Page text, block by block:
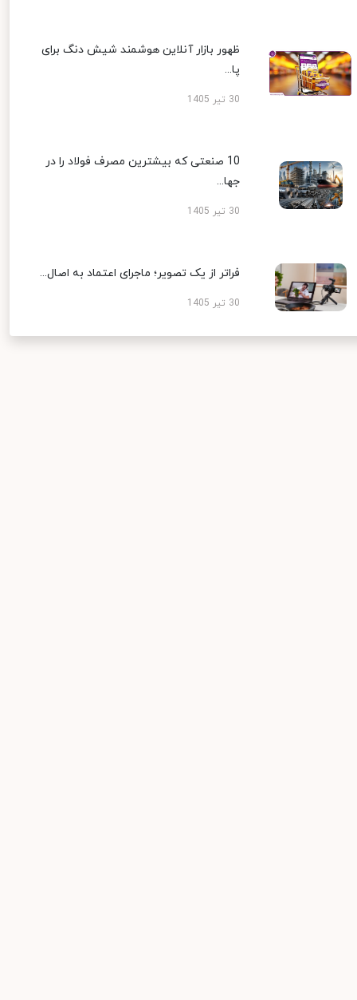
ظهور بازار آنلاین هوشمند شیش دنگ برای
پا...
30 تیر 1405
10 صنعتی که بیشترین مصرف فولاد را در
جها...
30 تیر 1405
فراتر از یک تصویر؛ ماجرای اعتماد به اصال...
30 تیر 1405